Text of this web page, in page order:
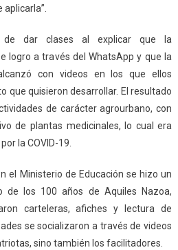
dar clases al explicar que la
logro a través del WhatsApp y que la
con videos en los que ellos
que quisieron desarrollar. El resultado
de carácter agrourbano, con
de plantas medicinales, lo cual era
la COVID-19.
el Ministerio de Educación se hizo un
de los 100 años de Aquiles Nazoa,
carteleras, afiches y lectura de
se socializaron a través de videos
sino también los facilitadores.